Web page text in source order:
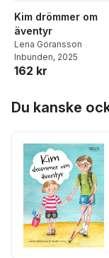
Kim drömmer om
äventyr
Lena Göransson
Inbunden, 2025
162 kr
Du kanske